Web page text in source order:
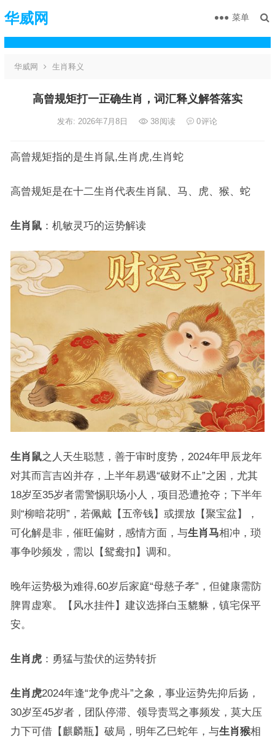
华威网 菜单
华威网 生肖释义
高曾规矩打一正确生肖，词汇释义解答落实
发布: 2026年7月8日 38阅读 0评论
高曾规矩指的是生肖鼠,生肖虎,生肖蛇
高曾规矩是在十二生肖代表生肖鼠、马、虎、猴、蛇
生肖鼠：机敏灵巧的运势解读
生肖鼠之人天生聪慧，善于审时度势，2024年甲辰龙年
对其而言吉凶并存，上半年易遇“破财不止”之困，尤其
18岁至35岁者需警惕职场小人，项目恐遭抢夺；下半年
则“柳暗花明”，若佩戴【五帝钱】或摆放【聚宝盆】，
可化解是非，催旺偏财，感情方面，与生肖马相冲，琐
事争吵频发，需以【鸳鸯扣】调和。
晚年运势极为难得,60岁后家庭“母慈子孝”，但健康需防
脾胃虚寒。【风水挂件】建议选择白玉貔貅，镇宅保平
安。
生肖虎：勇猛与蛰伏的运势转折
生肖虎2024年逢“龙争虎斗”之象，事业运势先抑后扬，
30岁至45岁者，团队停滞、领导责骂之事频发，莫大压
力下可借【麒麟瓶】破局，明年乙巳蛇年，与生肖猴相